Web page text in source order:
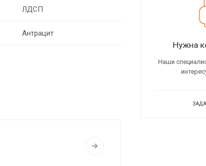
ЛДСП
Антрацит
Нужна
Наши